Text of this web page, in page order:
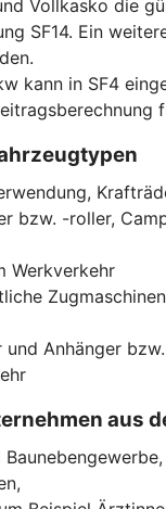
Vollkasko die
SF14. Ein
kann in SF4
bzw. -roller,
Werkverkehr
und Anhänger
aus